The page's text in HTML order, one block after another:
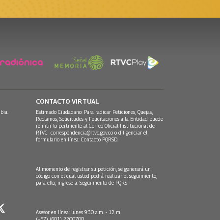
CONTACTO VIRTUAL
Estimado Ciudadano: Para radicar Peticiones, Quejas,
Reclamos, Solicitudes y Felicitaciones a la Entidad puede
remitir lo pertinente al Correo Oficial Institucional de
RTVC correspondencia@rtvc.gov.co o diligenciar el
formulario en línea: Contacto PQRSD.
Al momento de registrar su petición, se generará un
código con el cual usted podrá realizar el seguimiento,
para ello, ingrese a: Seguimiento de PQRS
Asesor en línea: lunes 9:30 a.m. - 12 m